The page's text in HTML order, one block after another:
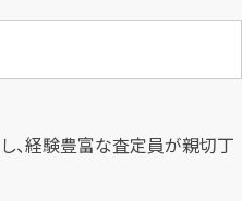
、経験豊富な査定員が親切丁